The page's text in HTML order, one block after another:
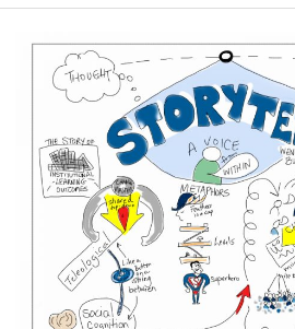
Ejemplos
Vídeos
Enganchan